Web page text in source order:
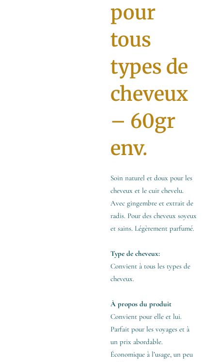
pour
tous
types de
cheveux
– 60gr
env.
Soin naturel et doux pour les
cheveux et le cuir chevelu.
Avec gingembre et extrait de
radis. Pour des cheveux soyeux
et sains. Légèrement parfumé.
Type de cheveux:
Convient à tous les types de
cheveux.
À propos du produit
Convient pour elle et lui.
Parfait pour les voyages et à
un prix abordable.
Économique à l’usage, un peu